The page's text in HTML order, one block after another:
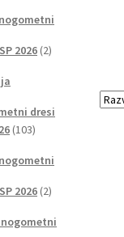
2026 22
dresi
103103
2026 22